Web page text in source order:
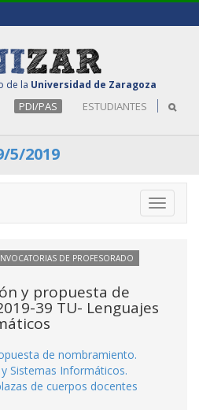
de la Universidad de Zaragoza
PDI/PAS ESTUDIANTES
5/2019
Toggle
DE PROFESORADO
y propuesta de
39 TU- Lenguajes
de nombramiento.
Sistemas Informáticos.
de cuerpos docentes